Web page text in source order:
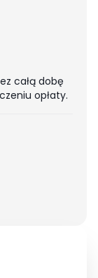
całą dobę
opłaty.